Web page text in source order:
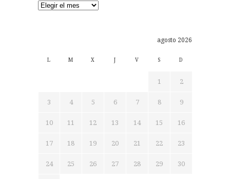
Archivos
agosto 2026
L M X J V S D
1 2
3 4 5 6 7 8 9
10 11 12 13 14 15 16
17 18 19 20 21 22 23
24 25 26 27 28 29 30